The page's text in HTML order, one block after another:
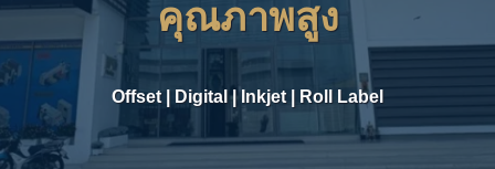
คุณภาพสูง
Offset| Digital | Inkjet| Roll Label